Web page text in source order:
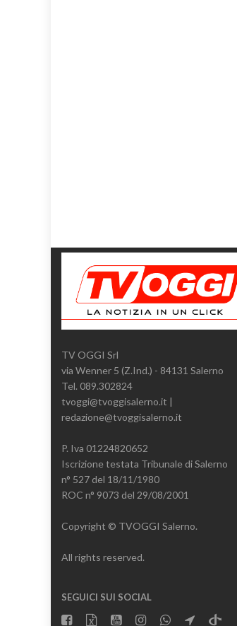
TV OGGI Srl
via Wenner 5 (Z.Ind.) - 84131 Salerno
Tel. 089.302824
tvoggi@tvoggisalerno.it |
redazione@tvoggisalerno.it
P. Iva 01224820652
Iscrizione testata Tribunale di Salerno
n° 527 del 18/11/1980
ROC n° 9073 del 29/08/2001
Copyright © TVOGGI Salerno.
All rights reserved.
SEGUICI SUI SOCIAL